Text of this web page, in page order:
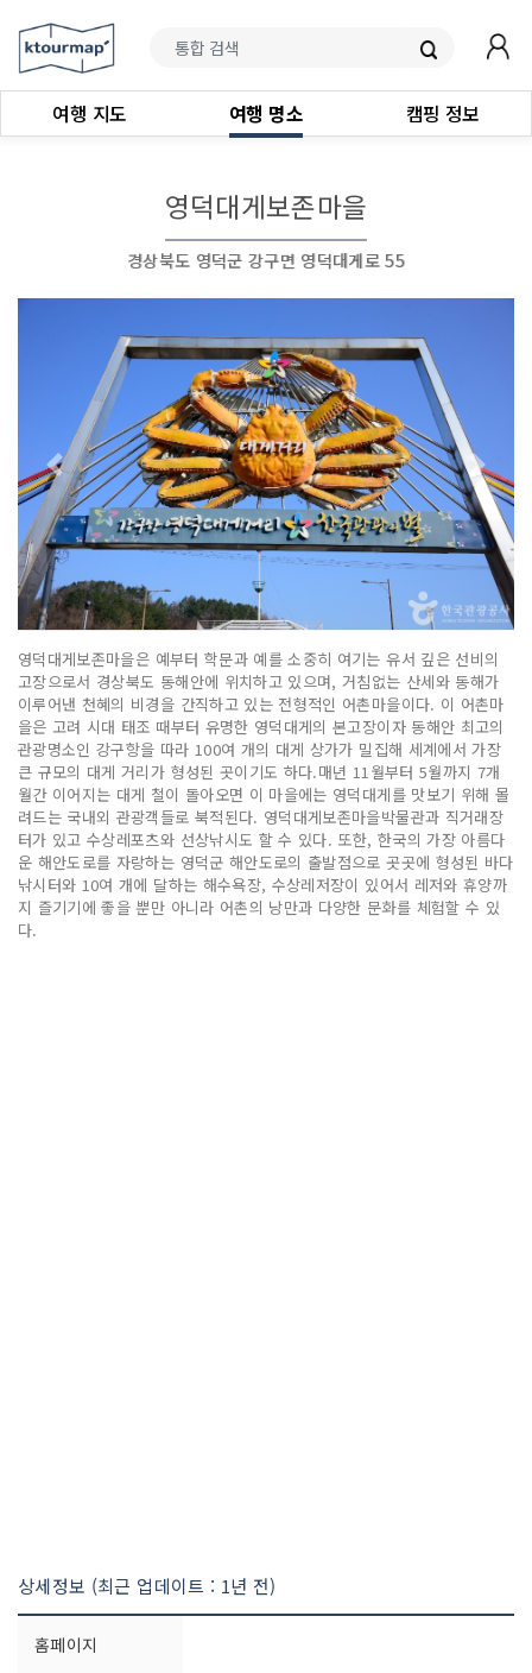
여행 지도 여행 명소 캠핑 정보
영덕대게보존마을
경상북도 영덕군 강구면 영덕대게로 55
영덕대게보존마을은 예부터 학문과 예를 소중히 여기는 유서 깊은 선비의
고장으로서 경상북도 동해안에 위치하고 있으며, 거침없는 산세와 동해가
이루어낸 천혜의 비경을 간직하고 있는 전형적인 어촌마을이다. 이 어촌마
을은 고려 시대 태조 때부터 유명한 영덕대게의 본고장이자 동해안 최고의
관광명소인 강구항을 따라 100여 개의 대게 상가가 밀집해 세계에서 가장
큰 규모의 대게 거리가 형성된 곳이기도 하다.매년 11월부터 5월까지 7개
월간 이어지는 대게 철이 돌아오면 이 마을에는 영덕대게를 맛보기 위해 몰
려드는 국내외 관광객들로 북적된다. 영덕대게보존마을박물관과 직거래장
터가 있고 수상레포츠와 선상낚시도 할 수 있다. 또한, 한국의 가장 아름다
운 해안도로를 자랑하는 영덕군 해안도로의 출발점으로 곳곳에 형성된 바다
낚시터와 10여 개에 달하는 해수욕장, 수상레저장이 있어서 레저와 휴양까
지 즐기기에 좋을 뿐만 아니라 어촌의 낭만과 다양한 문화를 체험할 수 있
다.
상세정보 (최근 업데이트 : 1년 전)
홈페이지